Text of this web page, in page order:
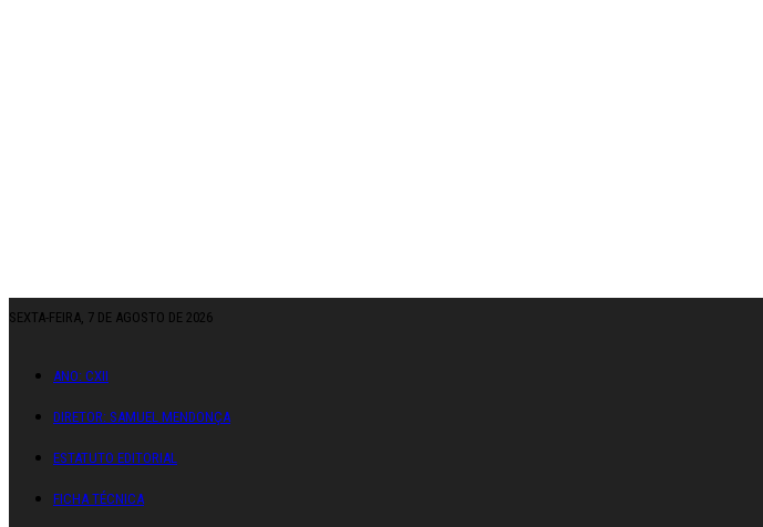
SEXTA-FEIRA, 7 DE AGOSTO DE 2026
ANO: CXII
DIRETOR: SAMUEL MENDONÇA
ESTATUTO EDITORIAL
FICHA TÉCNICA